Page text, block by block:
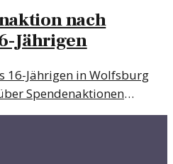
nach
Jährigen
16-Jährigen in Wolfsburg
Spendenaktionen
solch private Initiativen